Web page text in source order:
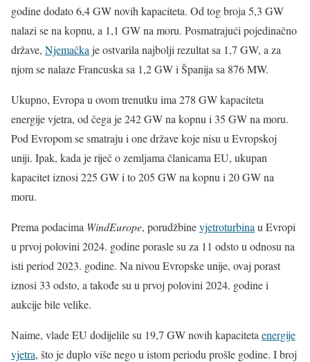
godine dodato 6,4 GW novih kapaciteta. Od tog broja 5,3 GW
nalazi se na kopnu, a 1,1 GW na moru. Posmatrajući pojedinačno
države, Njemačka je ostvarila najbolji rezultat sa 1,7 GW, a za
njom se nalaze Francuska sa 1,2 GW i Španija sa 876 MW.
Ukupno, Evropa u ovom trenutku ima 278 GW kapaciteta
energije vjetra, od čega je 242 GW na kopnu i 35 GW na moru.
Pod Evropom se smatraju i one države koje nisu u Evropskoj
uniji. Ipak, kada je riječ o zemljama članicama EU, ukupan
kapacitet iznosi 225 GW i to 205 GW na kopnu i 20 GW na
moru.
Prema podacima WindEurope, porudžbinevjetroturbina u Evropi
u prvoj polovini 2024. godine porasle su za 11 odsto u odnosu na
isti period 2023. godine. Na nivou Evropske unije, ovaj porast
iznosi 33 odsto, a takođe su u prvoj polovini 2024. godine i
aukcije bile velike.
Naime, vlade EU dodijelile su 19,7 GW novih kapaciteta energije
vjetra, što je duplo više nego u istom periodu prošle godine. I broj